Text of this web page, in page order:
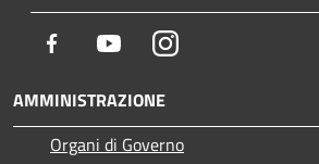
Facebook YoutubeInstagram
AMMINISTRAZIONE
Organi di Governo